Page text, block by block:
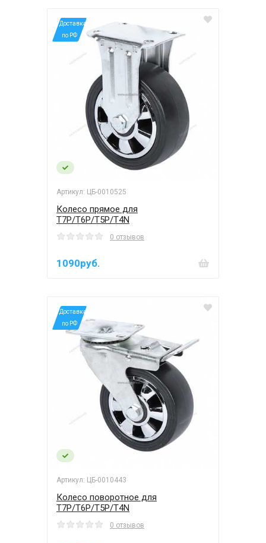
*Доставка
по РФ
Артикул: ЦБ-0010525
Колесо прямое для
T7P/T6P/T5P/T4N
0 отзывов
1090руб.
*Доставка
по РФ
Артикул: ЦБ-0010443
Колесо поворотное для
T7P/T6P/T5P/T4N
0 отзывов